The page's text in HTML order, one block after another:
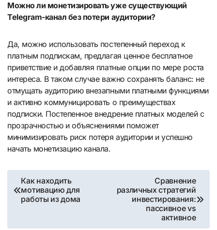
Можно ли монетизировать уже существующий
Telegram-канал без потери аудитории?
Да, можно использовать постепенный переход к
платным подпискам, предлагая ценное бесплатное
приветствие и добавляя платные опции по мере роста
интереса. В таком случае важно сохранять баланс: не
отмущать аудиторию внезапными платными функциями
и активно коммуницировать о преимуществах
подписки. Постепенное внедрение платных моделей с
прозрачностью и объяснениями поможет
минимизировать риск потеря аудитории и успешно
начать монетизацию канала.
Навигация
по
Как находить
мотивацию для
работы из дома
Сравнение
различных стратегий
инвестирования:
пассивное vs
активное